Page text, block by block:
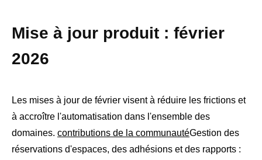
Mise à jour produit : février
2026
Les mises à jour de février visent à réduire les frictions et
à accroître l'automatisation dans l'ensemble des
domaines. contributions de la communautéGestion des
réservations d'espaces, des adhésions et des rapports :